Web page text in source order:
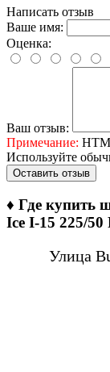
Написать отзыв
Ваше имя:
Оценка:
Ваш отзыв:
Примечание:
Используйте
Оставить отзыв
♦ Где купить
Ice I-15 225/
Улица